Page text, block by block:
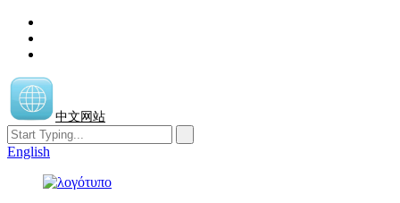
中文网站
English